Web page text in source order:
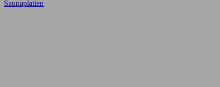
Saunaplatten